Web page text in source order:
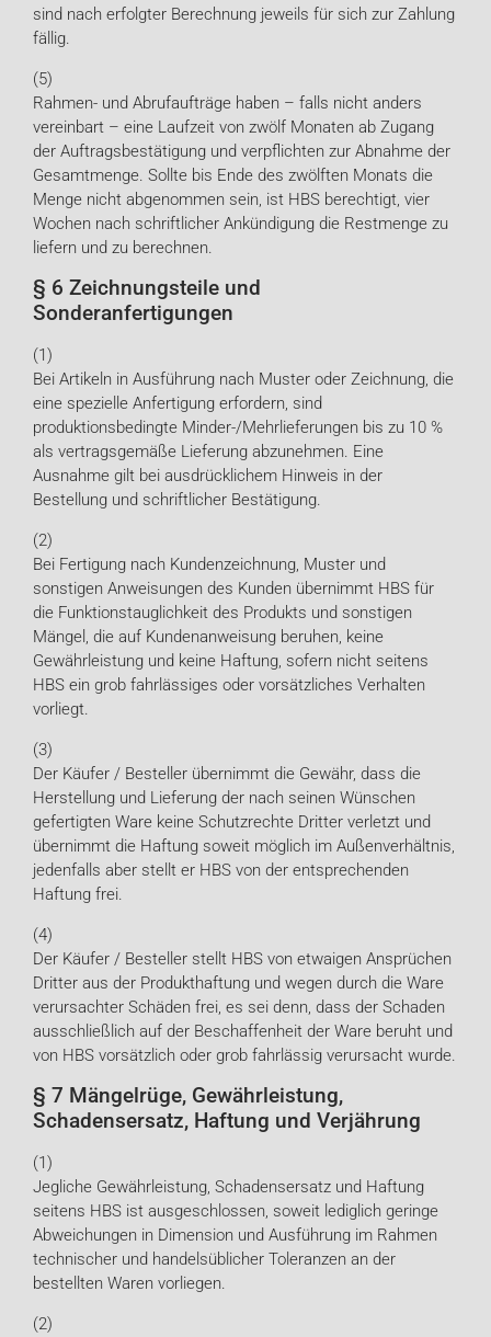
sind nach erfolgter Berechnung jeweils für sich zur Zahlung
fällig.
(5)
Rahmen- und Abrufaufträge haben – falls nicht anders
vereinbart – eine Laufzeit von zwölf Monaten ab Zugang
der Auftragsbestätigung und verpflichten zur Abnahme der
Gesamtmenge. Sollte bis Ende des zwölften Monats die
Menge nicht abgenommen sein, ist HBS berechtigt, vier
Wochen nach schriftlicher Ankündigung die Restmenge zu
liefern und zu berechnen.
§ 6 Zeichnungsteile und
Sonderanfertigungen
(1)
Bei Artikeln in Ausführung nach Muster oder Zeichnung, die
eine spezielle Anfertigung erfordern, sind
produktionsbedingte Minder-/Mehrlieferungen bis zu 10 %
als vertragsgemäße Lieferung abzunehmen. Eine
Ausnahme gilt bei ausdrücklichem Hinweis in der
Bestellung und schriftlicher Bestätigung.
(2)
Bei Fertigung nach Kundenzeichnung, Muster und
sonstigen Anweisungen des Kunden übernimmt HBS für
die Funktionstauglichkeit des Produkts und sonstigen
Mängel, die auf Kundenanweisung beruhen, keine
Gewährleistung und keine Haftung, sofern nicht seitens
HBS ein grob fahrlässiges oder vorsätzliches Verhalten
vorliegt.
(3)
Der Käufer / Besteller übernimmt die Gewähr, dass die
Herstellung und Lieferung der nach seinen Wünschen
gefertigten Ware keine Schutzrechte Dritter verletzt und
übernimmt die Haftung soweit möglich im Außenverhältnis,
jedenfalls aber stellt er HBS von der entsprechenden
Haftung frei.
(4)
Der Käufer / Besteller stellt HBS von etwaigen Ansprüchen
Dritter aus der Produkthaftung und wegen durch die Ware
verursachter Schäden frei, es sei denn, dass der Schaden
ausschließlich auf der Beschaffenheit der Ware beruht und
von HBS vorsätzlich oder grob fahrlässig verursacht wurde.
§ 7 Mängelrüge, Gewährleistung,
Schadensersatz, Haftung und Verjährung
(1)
Jegliche Gewährleistung, Schadensersatz und Haftung
seitens HBS ist ausgeschlossen, soweit lediglich geringe
Abweichungen in Dimension und Ausführung im Rahmen
technischer und handelsüblicher Toleranzen an der
bestellten Waren vorliegen.
(2)